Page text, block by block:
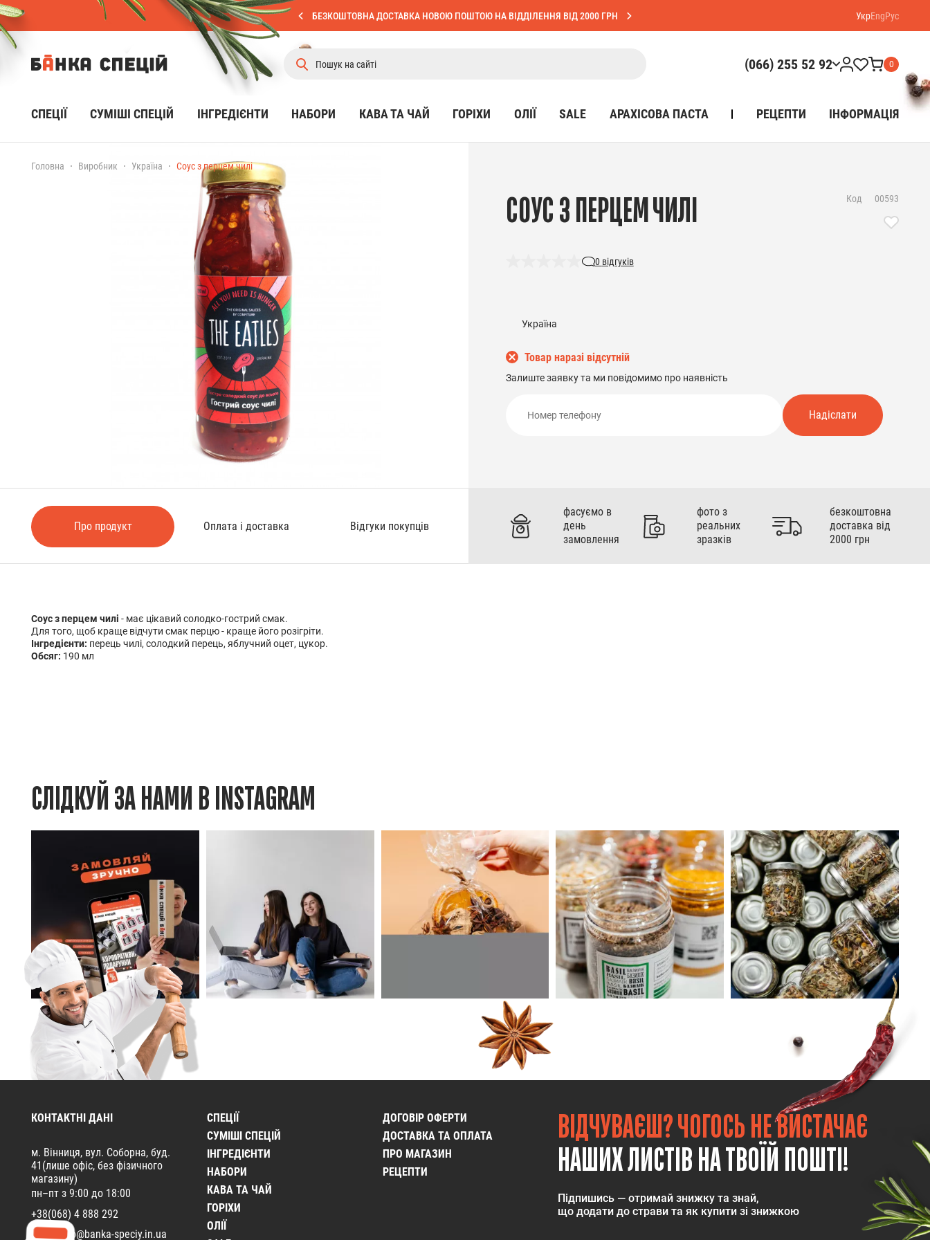
БЕЗКОШТОВНА ДОСТАВКА НОВОЮ ПОШТОЮ НА ВІДДІЛЕННЯ ВІД 2000 ГРН УкрEngРус
(066) 255 52 92 0
СПЕЦІЇ CУМІШІ СПЕЦІЙ ІНГРЕДІЄНТИ НАБОРИ КАВА ТА ЧАЙ ГОРІХИ ОЛІЇ SALE АРАХІСОВА ПАСТА РЕЦЕПТИ ІНФОРМАЦІЯ
Головна Виробник Україна Соус з перцем чилі
СОУС З ПЕРЦЕМ ЧИЛІ
0 відгуків
Код 00593
Україна
Товар наразі відсутній
Залиште заявку та ми повідомимо про наявність
Надіслати
Про продукт Оплата і доставка Відгуки покупців
фасуємо в
день
замовлення
фото з
реальних
зразків
безкоштовна
доставка від
2000 грн
Соус з перцем чилі - має цікавий солодко-гострий смак.
Для того, щоб краще відчути смак перцю - краще його розігріти.
Інгредієнти: перець чилі, солодкий перець, яблучний оцет, цукор.
Обсяг: 190 мл
СЛІДКУЙ ЗА НАМИ В INSTAGRAM
КОНТАКТНІ ДАНІ
м. Вінниця, вул. Соборна, буд.
41(лише офіс, без фізичного
магазину)
пн–пт з 9:00 до 18:00
+38(068) 4 888 292
Email:
info@banka-speciy.in.ua
СПЕЦІЇ
CУМІШІ СПЕЦІЙ
ІНГРЕДІЄНТИ
НАБОРИ
КАВА ТА ЧАЙ
ГОРІХИ
ОЛІЇ
ДОГОВІР ОФЕРТИ
ДОСТАВКА ТА ОПЛАТА
ПРО МАГАЗИН
РЕЦЕПТИ
ВІДЧУВАЄШ? ЧОГОСЬ НЕ ВИСТАЧАЄ
НАШИХ ЛИСТІВ НА ТВОЇЙ ПОШТІ!
Підпишись — отримай знижку та знай,
що додати до страви та як купити зі знижкою